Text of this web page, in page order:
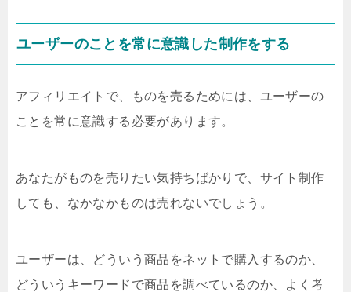
す。これからアフィリエイトで稼ぎたい方、
まだ稼げていない方は、アンリミをぜひチェ
る？！アンリミテッドアフィリエイトはもう
まだ稼ぐことができます。実際に、アンリミ
ユーザーのことを常に意識した制作をする
アフィリエイトで、ものを売るためには、ユーザーの
ことを常に意識する必要があります。
あなたがものを売りたい気持ちばかりで、サイト制作
しても、なかなかものは売れないでしょう。
ユーザーは、どういう商品をネットで購入するのか、
どういうキーワードで商品を調べているのか、よく考